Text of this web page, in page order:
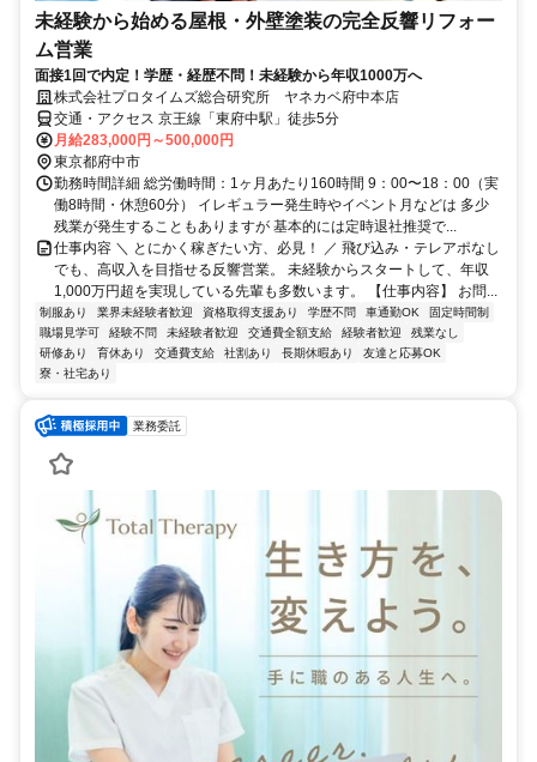
未経験から始める屋根・外壁塗装の完全反響リフォー
ム営業
面接1回で内定！学歴・経歴不問！未経験から年収1000万へ
株式会社プロタイムズ総合研究所 ヤネカベ府中本店
交通・アクセス 京王線「東府中駅」徒歩5分
月給283,000円～500,000円
東京都府中市
勤務時間詳細 総労働時間：1ヶ月あたり160時間 9：00〜18：00（実
働8時間・休憩60分） イレギュラー発生時やイベント月などは 多少
残業が発生することもありますが 基本的には定時退社推奨で...
仕事内容 ＼ とにかく稼ぎたい方、必見！ ／ 飛び込み・テレアポなし
でも、高収入を目指せる反響営業。 未経験からスタートして、年収
1,000万円超を実現している先輩も多数います。 【仕事内容】 お問...
制服あり 業界未経験者歓迎 資格取得支援あり 学歴不問 車通勤OK
固定時間制
職場見学可
経験不問 未経験者歓迎 交通費全額支給 経験者歓迎
残業なし
研修あり
育休あり 交通費支給 社割あり 長期休暇あり
友達と応募OK
寮・社宅あり
業務委託